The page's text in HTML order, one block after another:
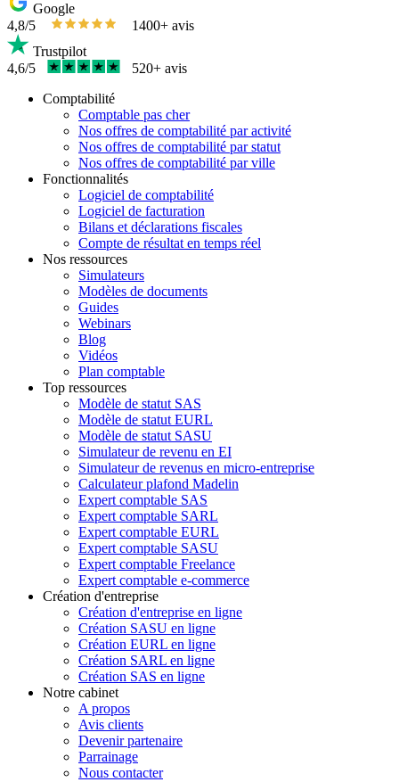
Google
4,8/5
1400+ avis
Trustpilot
4,6/5
520+ avis
Comptabilité
Comptable pas cher
Nos offres de comptabilité par activité
Nos offres de comptabilité par statut
Nos offres de comptabilité par ville
Fonctionnalités
Logiciel de comptabilité
Logiciel de facturation
Bilans et déclarations fiscales
Compte de résultat en temps réel
Nos ressources
Simulateurs
Modèles de documents
Guides
Webinars
Blog
Vidéos
Plan comptable
Top ressources
Modèle de statut SAS
Modèle de statut EURL
Modèle de statut SASU
Simulateur de revenu en EI
Simulateur de revenus en micro-entreprise
Calculateur plafond Madelin
Expert comptable SAS
Expert comptable SARL
Expert comptable EURL
Expert comptable SASU
Expert comptable Freelance
Expert comptable e-commerce
Création d'entreprise
Création d'entreprise en ligne
Création SASU en ligne
Création EURL en ligne
Création SARL en ligne
Création SAS en ligne
Notre cabinet
A propos
Avis clients
Devenir partenaire
Parrainage
Nous contacter